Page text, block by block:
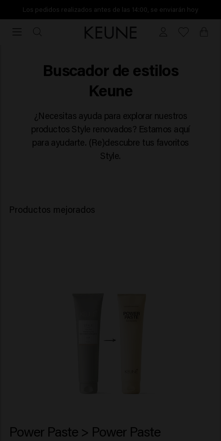
Los pedidos realizados antes de las 14:00, se enviarán hoy
Buscador de estilos
Keune
¿Necesitas ayuda para explorar nuestros
productos Style renovados? Estamos aquí
para ayudarte. (Re)descubre tus favoritos
Style.
Productos mejorados
Power Paste > Power Paste